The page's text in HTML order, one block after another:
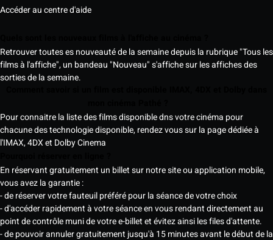
Accéder au centre d'aide
Retrouver toutes es nouveauté de la semaine depuis la rubrique "Tous les
films à l'affiche", un bandeau "Nouveau" s'affiche sur les affiches des
sorties de la semaine.
Pour connaitre la liste des films disponible dns votre cinéma pour
chacune des technologie disponible, rendez vous sur la page dédiée à
l'IMAX, 4DX et Dolby Cinema
En réservant gratuitement un billet sur notre site ou application mobile,
vous avez la garantie :
- de réserver votre fauteuil préféré pour la séance de votre choix
- d'accéder rapidement à votre séance en vous rendant directement au
point de contrôle muni de votre e-billet et évitez ainsi les files d'attente.
- de pouvoir annuler gratuitement jusqu'à 15 minutes avant le début de la